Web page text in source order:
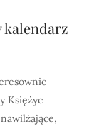
kalendarz
Księżyc